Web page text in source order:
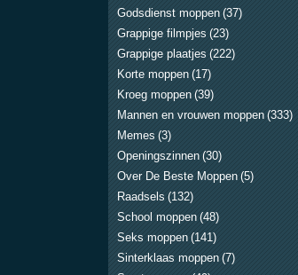
Godsdienst moppen (37)
Grappige filmpjes (23)
Grappige plaatjes (222)
Korte moppen (17)
Kroeg moppen (39)
Mannen en vrouwen moppen (333)
Memes (3)
Openingszinnen (30)
Over De Beste Moppen (5)
Raadsels (132)
School moppen (48)
Seks moppen (141)
Sinterklaas moppen (7)